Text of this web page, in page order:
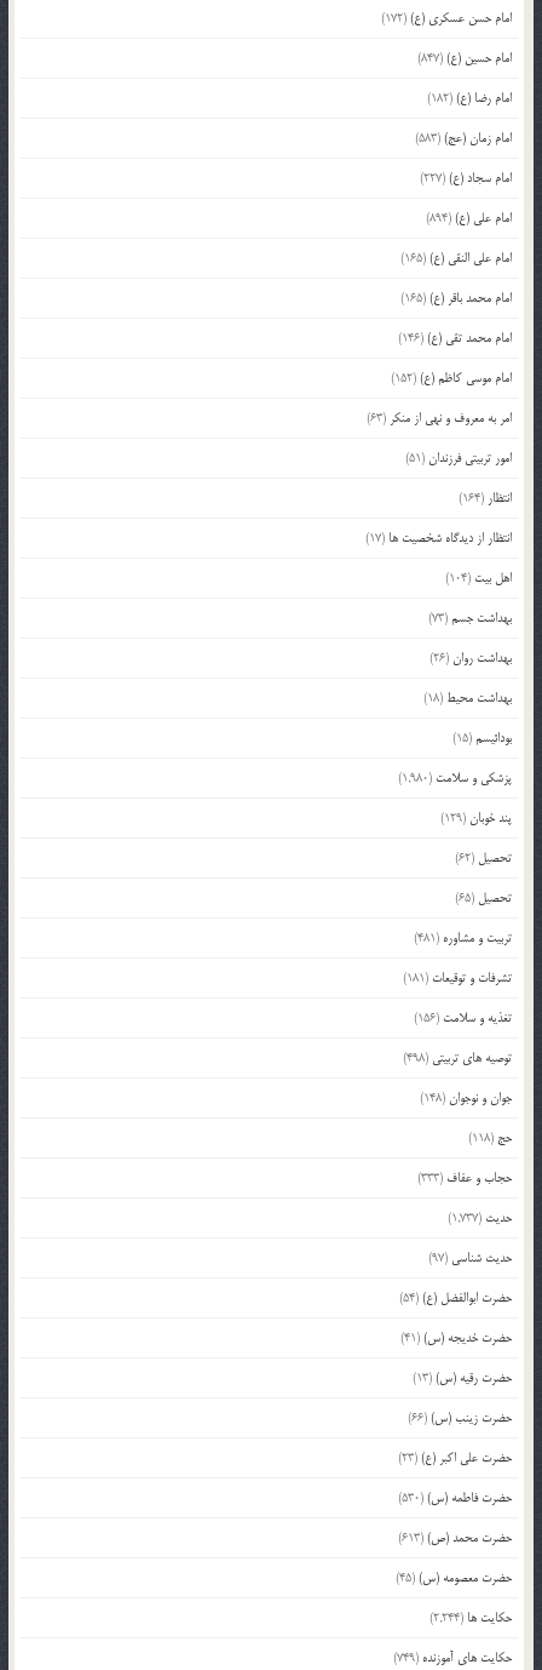
امام حسن عسکری (ع)(172)
امام حسین (ع)(847)
امام رضا (ع)(182)
امام زمان (عج)(583)
امام سجاد (ع)(227)
امام علی (ع)(894)
امام علی النقی (ع)(165)
امام محمد باقر (ع)(165)
امام محمد تقی (ع)(146)
امام موسی کاظم (ع)(152)
امر به معروف و نهی از منکر (63)
امور تربیتی فرزندان(51)
انتظار (164)
انتظار از دیدگاه شخصیت ها (17)
اهل بیت (104)
بهداشت جسم(73)
بهداشت روان(26)
بهداشت محیط (18)
بودائیسم(15)
پزشکی و سلامت (1,980)
پند خوبان(129)
تحصیل (62)
تحصیل (65)
تربیت و مشاوره (481)
تشرفات و توقیعات (181)
تغذیه و سلامت (156)
توصیه های تربیتی (498)
جوان و نوجوان(148)
حج (118)
حجاب و عفاف (333)
حدیث (1,737)
حدیث شناسی (97)
حضرت ابوالفضل (ع)(54)
حضرت خدیجه (س)(41)
حضرت رقیه (س)(13)
حضرت زینب (س)(66)
حضرت علی اکبر (ع)(23)
حضرت فاطمه (س)(530)
حضرت محمد (ص)(613)
حضرت معصومه (س)(45)
حکایت ها (2,244)
حکایت های آموزنده (749)